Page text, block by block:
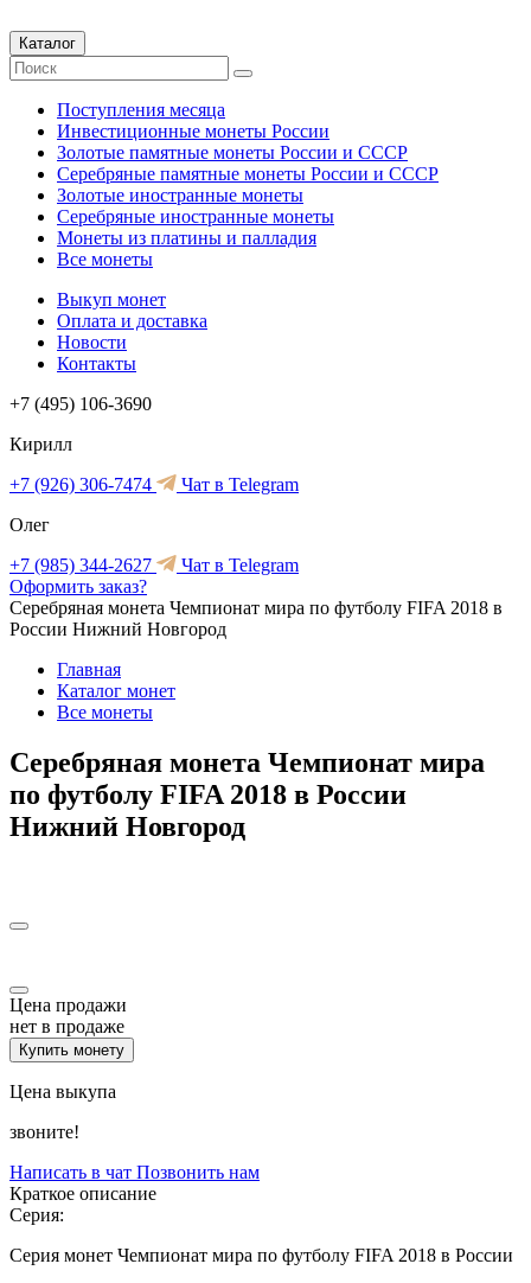
Каталог
Поступления месяца
Инвестиционные монеты России
Золотые памятные монеты России и СССР
Серебряные памятные монеты России и СССР
Золотые иностранные монеты
Серебряные иностранные монеты
Монеты из платины и палладия
Все монеты
Выкуп монет
Оплата и доставка
Новости
Контакты
+7 (495) 106-3690
Кирилл
+7 (926) 306-7474
Чат в Telegram
Олег
+7 (985) 344-2627
Чат в Telegram
Оформить заказ?
Серебряная монета Чемпионат мира по футболу FIFA 2018 в
России Нижний Новгород
Главная
Каталог монет
Все монеты
Серебряная монета Чемпионат мира
по футболу FIFA 2018 в России
Нижний Новгород
Цена продажи
нет в продаже
Купить монету
Цена выкупа
звоните!
Написать в чат Позвонить нам
Краткое описание
Серия:
Серия монет Чемпионат мира по футболу FIFA 2018 в России